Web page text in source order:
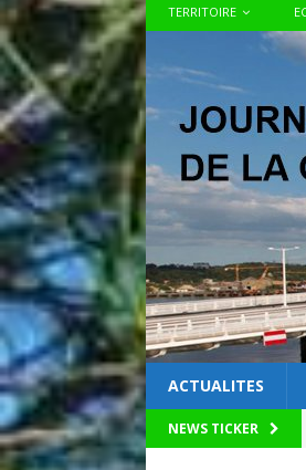
TERRITOIRE
ACTUALITES
NEWS TICKER